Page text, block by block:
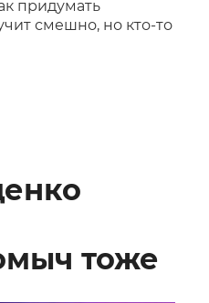
придумать
смешно, но кто-то
тоже